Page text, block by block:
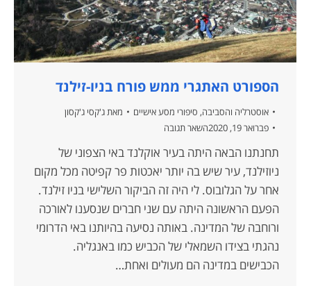
הספורט האתגרי ממש פורח בניו-זילנד
אוסטרליה והסביבה, סיפורי מסע אישיים מאת ג'קסי ג'קסון
פברואר 19, 2020
השאר תגובה
תחנתנו הבאה היתה בעיר אוקלנד באי הצפוני של
ניוזילנד, עיר שיש בה יותר יאכטות פר קפיטה מכל מקום
אחר על הגלובוס. לי היה זה הביקור השלישי בניו זילנד.
הפעם הראשונה היתה עם שני חברים שנסענו לאורכה
ורוחבה של המדינה. באותה נסיעה בהיותנו באי הדרומי
נהגתי בצידו השמאלי של הכביש כמו באנגליה.
הכבישים במדינה הם מעולים ואחת…